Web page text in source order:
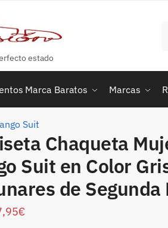
estado
Marca Baratos Marcas
Suit
Chaqueta
Suit en Color
de Segunda
€